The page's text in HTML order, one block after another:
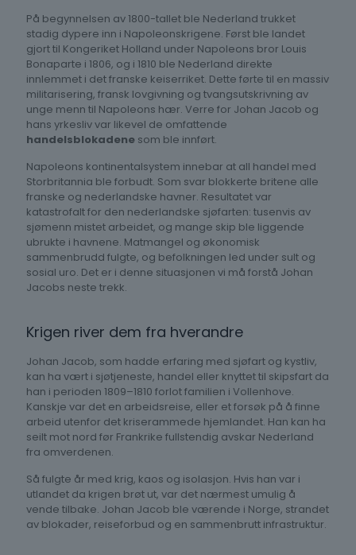
På begynnelsen av 1800-tallet ble Nederland trukket
stadig dypere inn i Napoleonskrigene. Først ble landet
gjort til Kongeriket Holland under Napoleons bror Louis
Bonaparte i 1806, og i 1810 ble Nederland direkte
innlemmet i det franske keiserriket. Dette førte til en massiv
militarisering, fransk lovgivning og tvangsutskrivning av
unge menn til Napoleons hær. Verre for Johan Jacob og
hans yrkesliv var likevel de omfattende
handelsblokadene som ble innført.
Napoleons kontinentalsystem innebar at all handel med
Storbritannia ble forbudt. Som svar blokkerte britene alle
franske og nederlandske havner. Resultatet var
katastrofalt for den nederlandske sjøfarten: tusenvis av
sjømenn mistet arbeidet, og mange skip ble liggende
ubrukte i havnene. Matmangel og økonomisk
sammenbrudd fulgte, og befolkningen led under sult og
sosial uro. Det er i denne situasjonen vi må forstå Johan
Jacobs neste trekk.
Krigen river dem fra hverandre
Johan Jacob, som hadde erfaring med sjøfart og kystliv,
kan ha vært i sjøtjeneste, handel eller knyttet til skipsfart da
han i perioden 1809–1810 forlot familien i Vollenhove.
Kanskje var det en arbeidsreise, eller et forsøk på å finne
arbeid utenfor det kriserammede hjemlandet. Han kan ha
seilt mot nord før Frankrike fullstendig avskar Nederland
fra omverdenen.
Så fulgte år med krig, kaos og isolasjon. Hvis han var i
utlandet da krigen brøt ut, var det nærmest umulig å
vende tilbake. Johan Jacob ble værende i Norge, strandet
av blokader, reiseforbud og en sammenbrutt infrastruktur.